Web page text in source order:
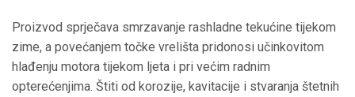
Proizvod sprječava smrzavanje rashladne tekućine tijekom
zime, a povećanjem točke vrelišta pridonosi učinkovitom
hlađenju motora tijekom ljeta i pri većim radnim
opterećenjima. Štiti od korozije, kavitacije i stvaranja štetnih